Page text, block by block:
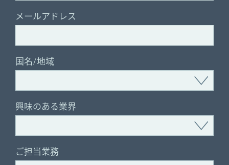
メールアドレス
国名/地域
興味のある業界
ご担当業務